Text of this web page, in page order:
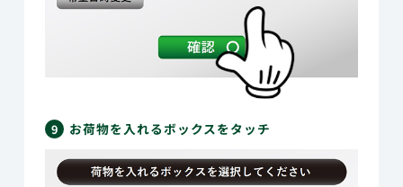
9 お荷物を入れるボックスをタッチ